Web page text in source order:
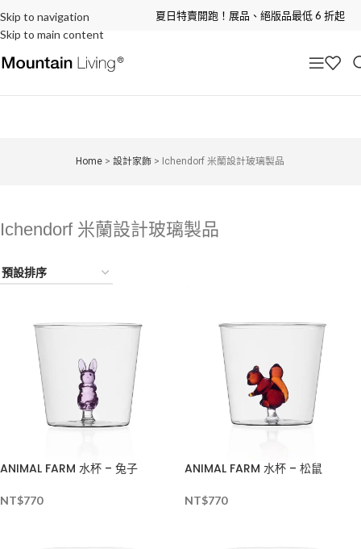
Skip to navigation
Skip to main content
夏日特賣開跑！展品、絕版品最低 6 折起
Home >設計家飾 > Ichendorf 米蘭設計玻璃製品
Ichendorf 米蘭設計玻璃製品
ANIMAL FARM 水杯 – 兔子
NT$770
ANIMAL FARM 水杯 – 松鼠
NT$770